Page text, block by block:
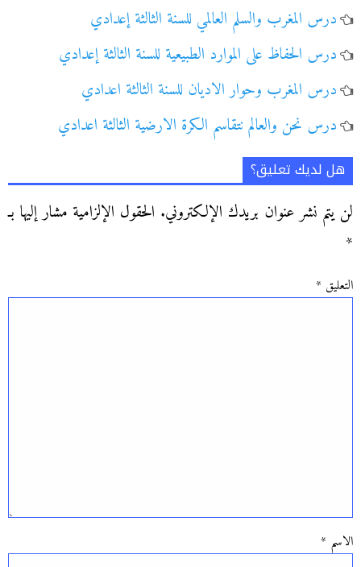
درس المغرب والسلم العالمي للسنة الثالثة إعدادي
درس الحفاظ على الموارد الطبيعية للسنة الثالثة إعدادي
درس المغرب وحوار الاديان للسنة الثالثة اعدادي
درس نحن والعالم نتقاسم الكرة الارضية الثالثة اعدادي
هل لديك تعليق؟
لن يتم نشر عنوان بريدك الإلكتروني. الحقول الإلزامية مشار إليها بـ
*
التعليق *
الاسم *